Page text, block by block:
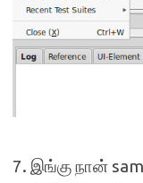
7. இங்கு நான்